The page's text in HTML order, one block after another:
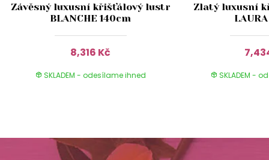
Závěsný luxusní křišťálový lustr
BLANCHE 140cm
8,316 Kč
SKLADEM - odesílame ihned
Zlatý luxusní
SKLADEM -